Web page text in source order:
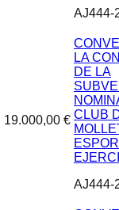
AJ444-
19.000,00 €
LA
DE LA
CLUB
AJ444-